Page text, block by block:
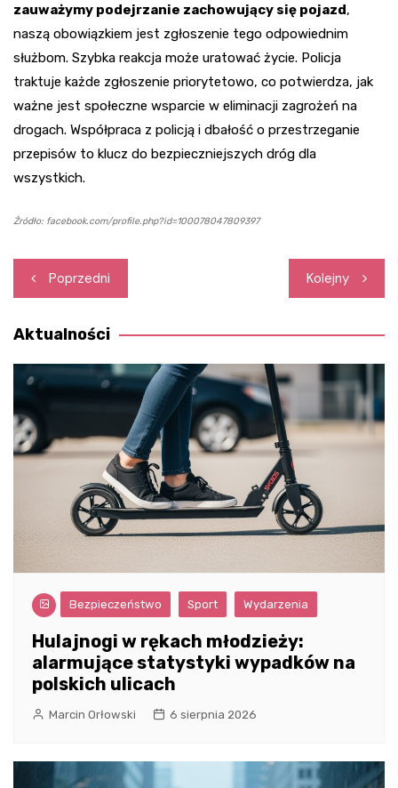
zauważymy podejrzanie zachowujący się pojazd,
naszą obowiązkiem jest zgłoszenie tego odpowiednim
służbom. Szybka reakcja może uratować życie. Policja
traktuje każde zgłoszenie priorytetowo, co potwierdza, jak
ważne jest społeczne wsparcie w eliminacji zagrożeń na
drogach. Współpraca z policją i dbałość o przestrzeganie
przepisów to klucz do bezpieczniejszych dróg dla
wszystkich.
Źródło: facebook.com/profile.php?id=100078047809397
Nawigacja
wpisu
Poprzedni Kolejny
Aktualności
Bezpieczeństwo Sport Wydarzenia
Hulajnogi w rękach młodzieży:
alarmujące statystyki wypadków na
polskich ulicach
Marcin Orłowski 6 sierpnia 2026